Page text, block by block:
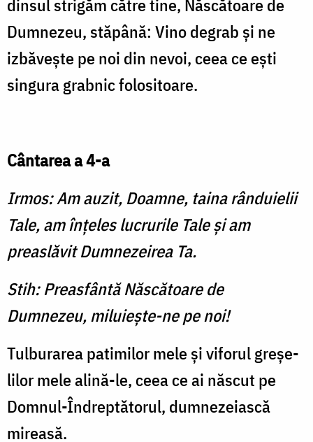
dinsul strigăm către tine, Născătoare de
Dum­nezeu, stăpână: Vino degrab și ne
izbăvește pe noi din nevoi, ceea ce ești
singura grabnic folositoare.
Cântarea a 4-a
Irmos: Am auzit, Doamne, taina rânduielii
Tale, am înțeles lucrurile Tale și am
preaslăvit Dumnezeirea Ta.
Stih: Preasfântă Născătoare de
Dumnezeu, milu­iește-ne pe noi!
Tulburarea patimilor mele și viforul greșe­
lilor mele alină-le, ceea ce ai născut pe
Domnul-Îndreptătorul, dumnezeiască
mireasă.